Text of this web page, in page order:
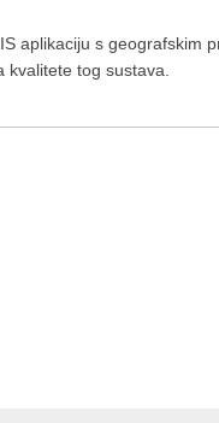
aplikaciju s geografskim
tog sustava.